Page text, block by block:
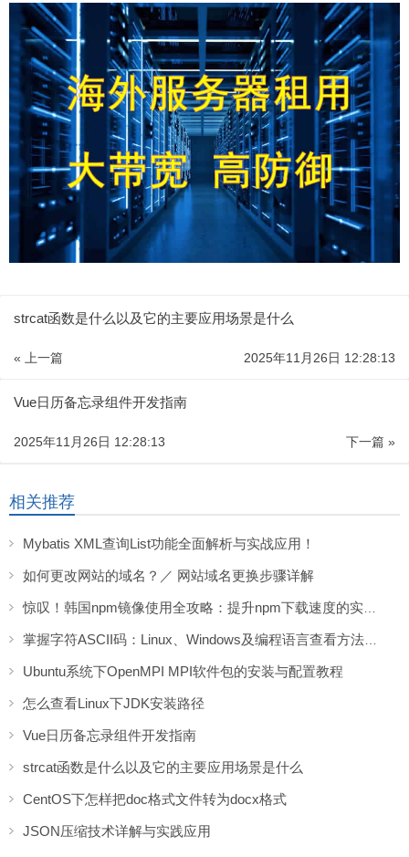
strcat函数是什么以及它的主要应用场景是什么
« 上一篇 2025年11月26日 12:28:13
Vue日历备忘录组件开发指南
下一篇 »
2025年11月26日 12:28:13
相关推荐
Mybatis XML查询List功能全面解析与实战应用！
如何更改网站的域名？／ 网站域名更换步骤详解
Ubuntu系统下OpenMPI MPI软件包的安装与配置教程
怎么查看Linux下JDK安装路径
Vue日历备忘录组件开发指南
strcat函数是什么以及它的主要应用场景是什么
CentOS下怎样把doc格式文件转为docx格式
JSON压缩技术详解与实践应用